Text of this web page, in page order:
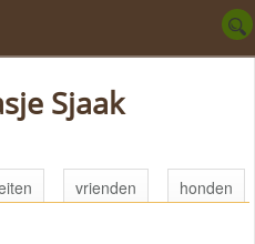
Sjaak
vrienden honden